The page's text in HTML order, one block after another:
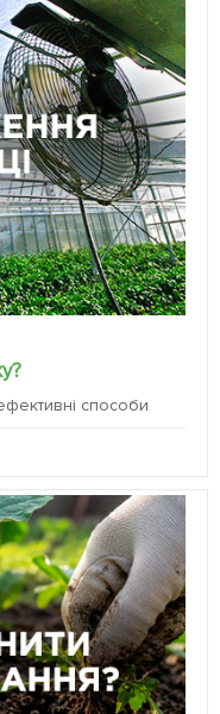
способи